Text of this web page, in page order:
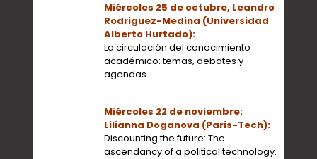
Miércoles 25 de octubre, Leandro
Rodriguez-Medina (Universidad
Alberto Hurtado):
La circulación del conocimiento
académico: temas, debates y
agendas.
Miércoles 22 de noviembre:
Lilianna Doganova (Paris-Tech):
Discounting the future: The
ascendancy of a political technology.